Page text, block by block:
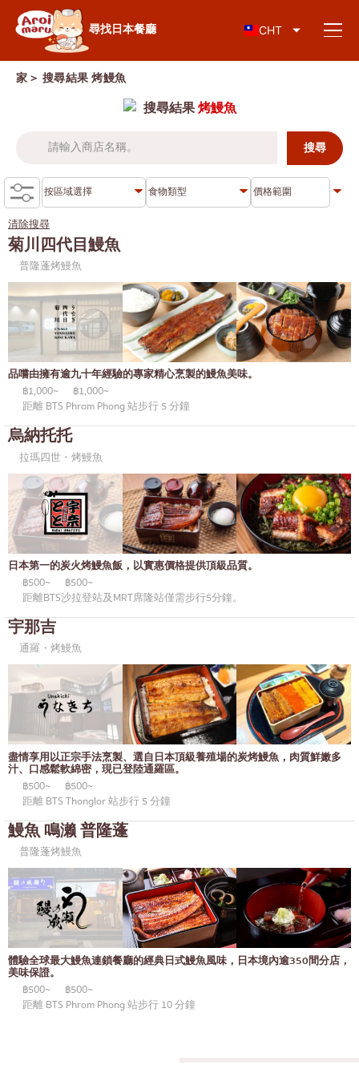
尋找日本餐廳 CHT
日本料理
依食物類型搜尋
壽司
拉麵
居酒屋
日式烤肉/烤肉
豬排蓋飯/炸豬排
涮涮鍋/壽喜燒
日式咖哩
日式烤雞肉串
蕎麥麵/烏龍麵
日本糖果
天婦羅
主廚特選
頂級日本餐廳
刺身/海鮮
日式西餐
烤鰻魚
日本飯糰
螃蟹
御好燒／天婦羅
丼（米飯）
自助餐
米其林
牛排
油炸食品
日式火鍋
烤串/烤內臟
傳統日本餐廳
章魚燒
按地區搜尋
查倫克倫
吞武里
暹
通羅
完全相同的
阿索克
阿里
風車
沙吞
論堅果
拉瑪九世
拉差達
帕卡儂
奔集
奇隆
邦納
很多的
烏東蘇克
是拉差
暹羅天地
中央世界
暖武里府
清邁
拉差帕拉奧
北欖府
知識專欄
特別文章
KOL推薦的文章
家＞ 搜尋結果烤鰻魚
搜尋結果烤鰻魚
清除搜尋
菊川四代目鰻魚
普隆蓬烤鰻魚
品嚐由擁有逾九十年經驗的專家精心烹製的鰻魚美味。
฿1,000~
฿1,000~
距離 BTS Phrom Phong 站步行 5 分鐘
烏納托托
拉瑪四世・烤鰻魚
日本第一的炭火烤鰻魚飯，以實惠價格提供頂級品質。
฿500~
฿500~
距離BTS沙拉登站及MRT席隆站僅需步行5分鐘。
宇那吉
通羅・烤鰻魚
盡情享用以正宗手法烹製、選自日本頂級養殖場的炭烤鰻魚，肉質鮮嫩多
汁、口感鬆軟綿密，現已登陸通羅區。
฿500~
฿500~
距離 BTS Thonglor 站步行 5 分鐘
鰻魚 鳴濑 普隆蓬
普隆蓬烤鰻魚
體驗全球最大鰻魚連鎖餐廳的經典日式鰻魚風味，日本境內逾350間分店，
美味保證。
฿500~
฿500~
距離 BTS Phrom Phong 站步行 10 分鐘